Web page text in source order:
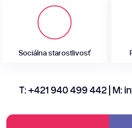
Sociálna starostlivosť
T:+421 940 499 442| M: